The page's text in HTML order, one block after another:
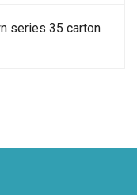
series 35 carton